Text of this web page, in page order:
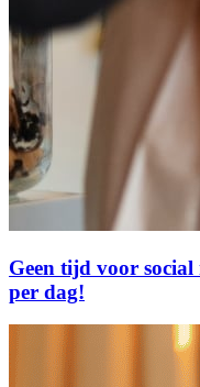
Geen tijd voor
per dag!